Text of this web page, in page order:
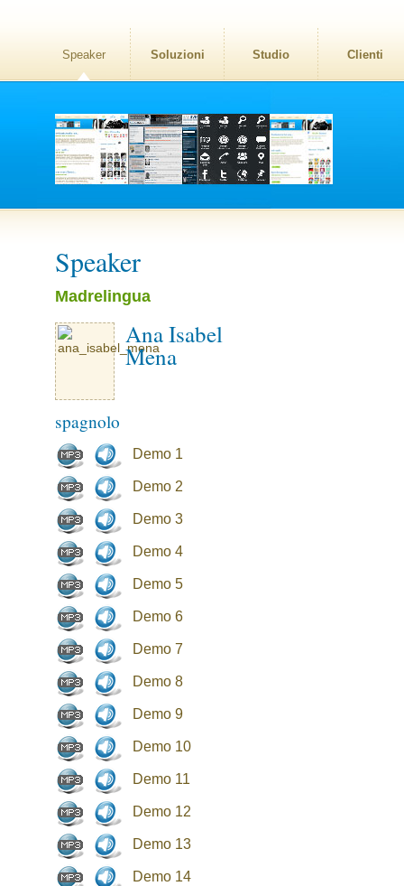
Speaker Soluzioni Studio Clienti
Speaker
Madrelingua
Ana Isabel
Mena
spagnolo
Demo 1
Demo 2
Demo 3
Demo 4
Demo 5
Demo 6
Demo 7
Demo 8
Demo 9
Demo 10
Demo 11
Demo 12
Demo 13
Demo 14